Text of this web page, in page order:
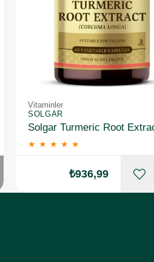
Vitaminler
SOLGAR
★ ★ ★ ★ ★
₺936,99